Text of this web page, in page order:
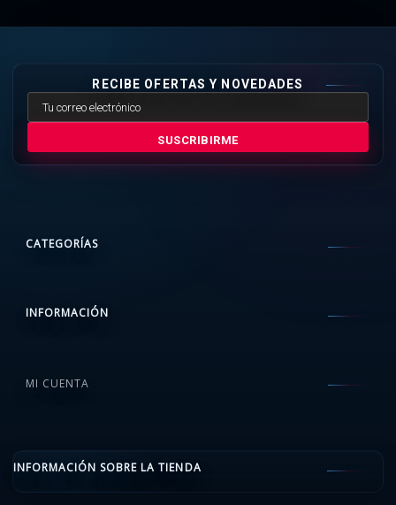
RECIBE OFERTAS Y NOVEDADES
SUSCRIBIRME
CATEGORÍAS
INFORMACIÓN
MI CUENTA
INFORMACIÓN SOBRE LA TIENDA